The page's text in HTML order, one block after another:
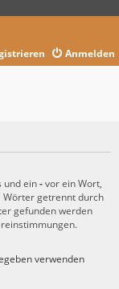
Anmelden
und ein-vor ein Wort,
Wörter getrennt durch
gefunden werden
verwenden